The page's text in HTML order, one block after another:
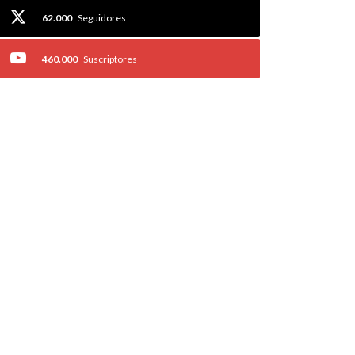
62.000 Seguidores
460.000 Suscriptores